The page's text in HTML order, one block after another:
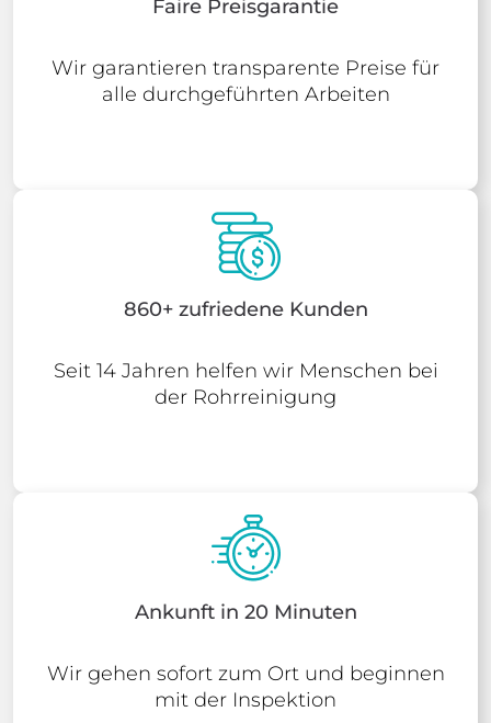
Faire Preisgarantie
Wir garantieren transparente Preise für
alle durchgeführten Arbeiten
860+ zufriedene Kunden
Seit 14 Jahren helfen wir Menschen bei
der Rohrreinigung
Ankunft in 20 Minuten
Wir gehen sofort zum Ort und beginnen
mit der Inspektion